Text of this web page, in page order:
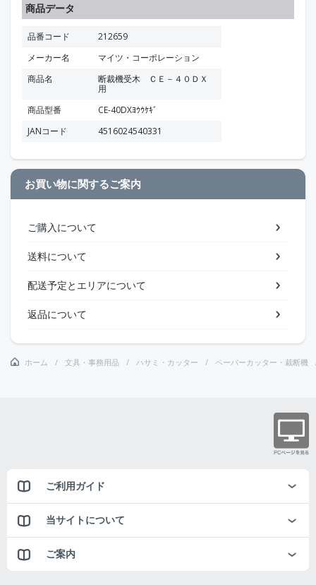
商品データ
品番コード
212659
メーカー名
マイツ・コーポレーション
商品名
断裁機受木 ＣＥ－４０ＤＸ
用
商品型番
CE-40DXﾖｳｳｹｷﾞ
JANコード
4516024540331
お買い物に関するご案内
ご購入について
送料について
配送予定とエリアについて
返品について
ホーム 文具・事務用品 ハサミ・カッター ペーパーカッター・裁断機
ご利用ガイド
当サイトについて
ご案内